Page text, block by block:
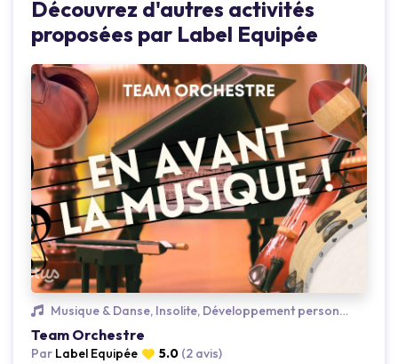
Découvrez d'autres activités
proposées par Label Equipée
Loading...
Musique & Danse, Insolite, Développement personnel
Team Orchestre
Par Label Equipée 5.0 (2 avis)